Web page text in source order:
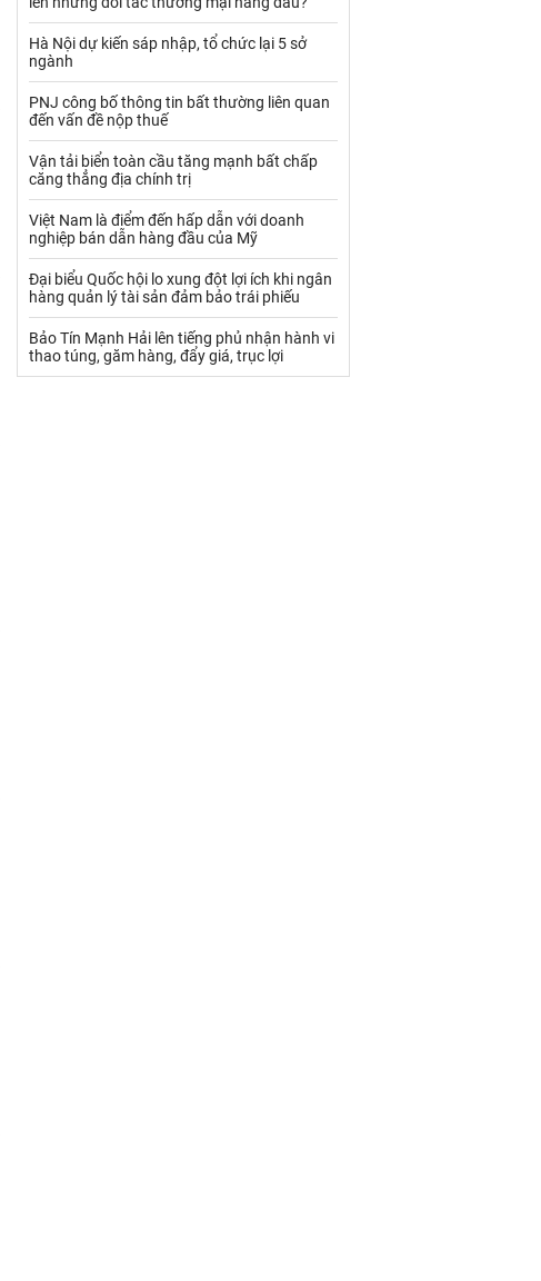
Palladium Phân bón
Sữa
Than
Thủy hải sản khác Tôm
Vàng
VLXD khác Xăng dầu
Xi măng - Clynker
Hà Nội dự kiến sáp nhập, tổ chức lại 5 sở
ngành
PNJ công bố thông tin bất thường liên quan
đến vấn đề nộp thuế
Vận tải biển toàn cầu tăng mạnh bất chấp
căng thẳng địa chính trị
Việt Nam là điểm đến hấp dẫn với doanh
nghiệp bán dẫn hàng đầu của Mỹ
Đại biểu Quốc hội lo xung đột lợi ích khi ngân
hàng quản lý tài sản đảm bảo trái phiếu
Bảo Tín Mạnh Hải lên tiếng phủ nhận hành vi
thao túng, găm hàng, đẩy giá, trục lợi